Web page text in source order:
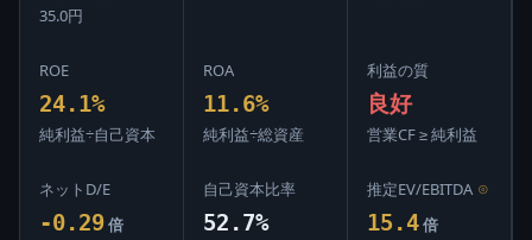
35.0円
ROE
24.1%
純利益÷自己資本
ROA
11.6%
純利益÷総資産
利益の質
良好
営業CF ≥ 純利益
ネットD/E
-0.29 倍
自己資本比率
52.7%
推定EV/EBITDA ⊙
15.4 倍